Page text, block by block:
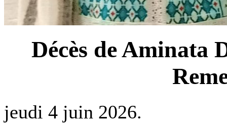
Décès de Aminata
jeudi 4 juin 2026.